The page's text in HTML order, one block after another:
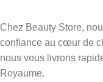
Chez Beauty Store,
confiance au cœur de
nous vous livrons
Royaume.